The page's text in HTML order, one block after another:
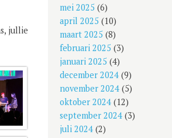
jullie
mei 2025 (6)
april 2025 (10)
maart 2025 (8)
februari 2025 (3)
januari 2025 (4)
december 2024 (9)
november 2024 (5)
oktober 2024 (12)
september 2024 (3)
juli 2024 (2)